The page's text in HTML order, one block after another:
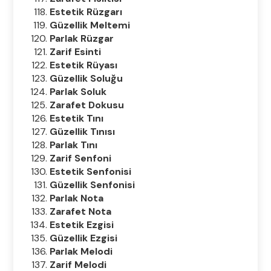
Estetik Rüzgarı
Güzellik Meltemi
Parlak Rüzgar
Zarif Esinti
Estetik Rüyası
Güzellik Soluğu
Parlak Soluk
Zarafet Dokusu
Estetik Tını
Güzellik Tınısı
Parlak Tını
Zarif Senfoni
Estetik Senfonisi
Güzellik Senfonisi
Parlak Nota
Zarafet Nota
Estetik Ezgisi
Güzellik Ezgisi
Parlak Melodi
Zarif Melodi